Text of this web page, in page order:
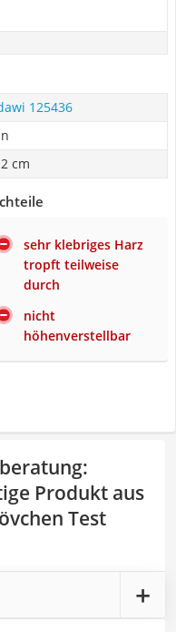
125436
cm
sehr klebriges Harz
tropft teilweise
durch
nicht
höhenverstellbar
:
Produkt aus
Test